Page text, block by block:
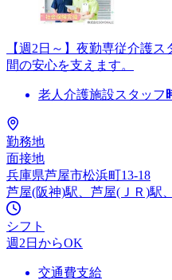
【週2日～】夜勤専従介護
間の安心を支えます。
老人介護施設スタッフ
勤務地
面接地
兵庫県芦屋市松浜町13-18
芦屋(阪神)駅、芦屋(ＪＲ)駅
シフト
週2日からOK
交通費支給